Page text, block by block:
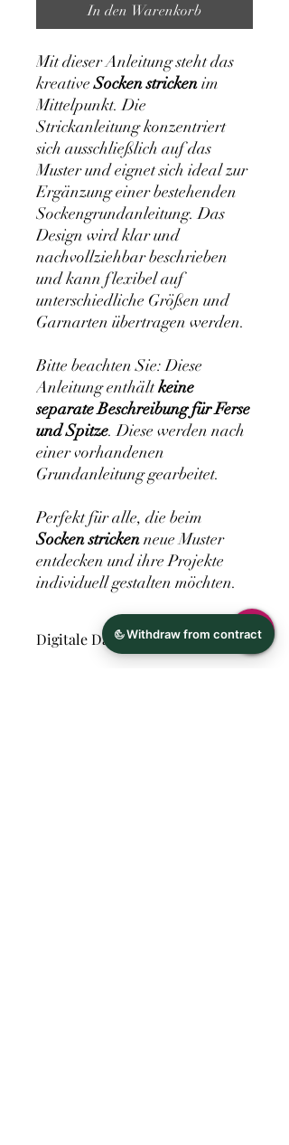
In den Warenkorb
Mit dieser Anleitung steht das
kreativeSocken strickenim
Mittelpunkt. Die
Strickanleitung konzentriert
sich ausschließlich auf das
Muster und eignet sich ideal zur
Ergänzung einer bestehenden
Sockengrundanleitung. Das
Design wird klar und
nachvollziehbar beschrieben
und kann flexibel auf
unterschiedliche Größen und
Garnarten übertragen werden.
Bitte beachten Sie: Diese
Anleitung enthältkeine
separate Beschreibung für Ferse
und Spitze. Diese werden nach
einer vorhandenen
Grundanleitung gearbeitet.
Perfekt für alle, die beim
Socken strickenneue Muster
entdecken und ihre Projekte
individuell gestalten möchten.
Digitale Datei